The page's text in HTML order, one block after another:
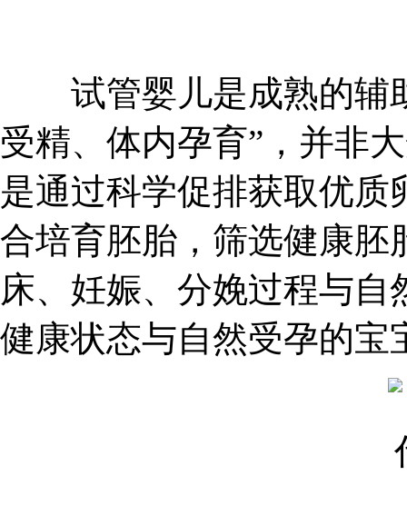
试管婴儿是成熟的辅
受精、体内孕育”，并非
是通过科学促排获取优
合培育胚胎，筛选健康胚
床、妊娠、分娩过程与
健康状态与自然受孕的宝